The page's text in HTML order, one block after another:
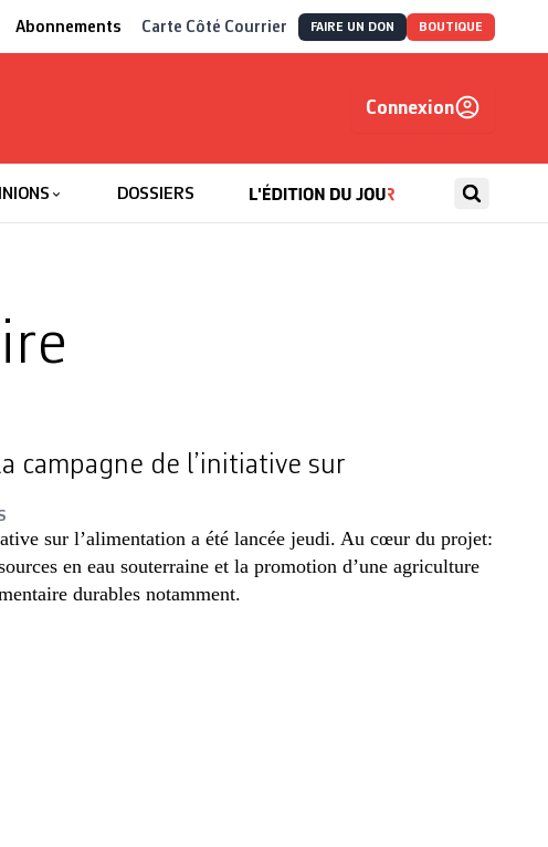
Abonnements Carte Côté Courrier FAIRE UN DON BOUTIQUE
Connexion
DOSSIERS
campagne de l’initiative sur
sur l’alimentation a été lancée jeudi. Au cœur du projet:
en eau souterraine et la promotion d’une agriculture
durables notamment.